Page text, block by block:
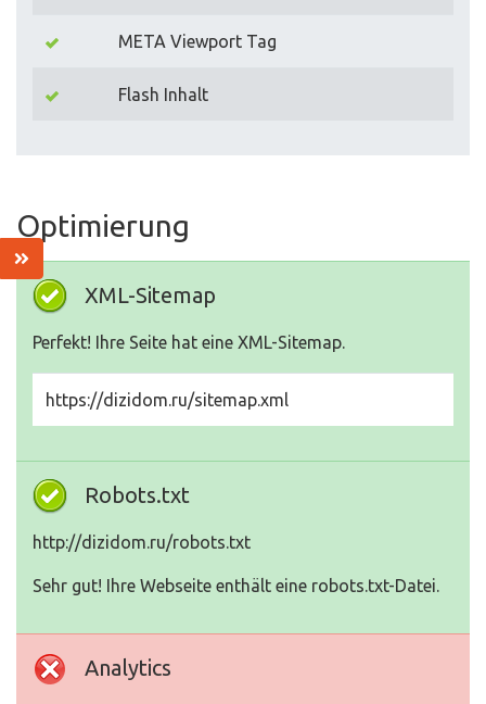
META Viewport Tag
Flash Inhalt
Optimierung
XML-Sitemap
Perfekt! Ihre Seite hat eine XML-Sitemap.
https://dizidom.ru/sitemap.xml
Robots.txt
http://dizidom.ru/robots.txt
Sehr gut! Ihre Webseite enthält eine robots.txt-Datei.
Analytics